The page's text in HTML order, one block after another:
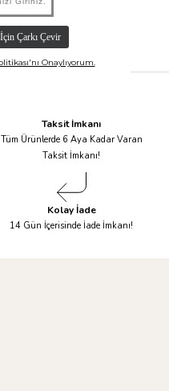
Taksit İmkanı
Tüm Ürünlerde 6 Aya Kadar Varan
Taksit İmkanı!
Kolay İade
14 Gün İçerisinde İade İmkanı!